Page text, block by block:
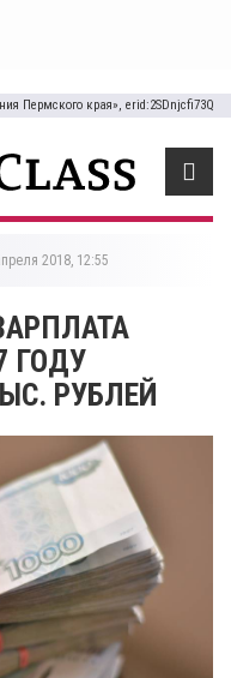
Пермского края», erid:2SDnjcfi73Q
2018, 12:55
ГОДУ
РУБЛЕЙ